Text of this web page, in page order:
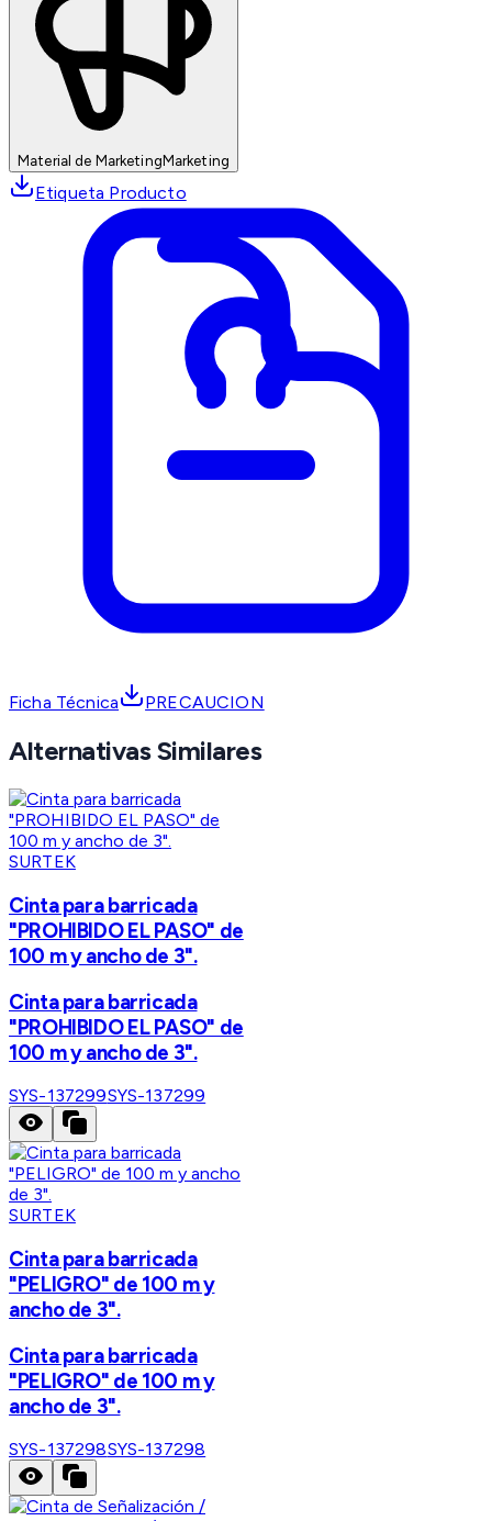
Material de MarketingMarketing
Etiqueta Producto
Ficha Técnica PRECAUCION
Alternativas Similares
SURTEK
Cinta para barricada
"PROHIBIDO EL PASO" de
100 m y ancho de 3".
Cinta para barricada
"PROHIBIDO EL PASO" de
100 m y ancho de 3".
SYS-137299SYS-137299
SURTEK
Cinta para barricada
"PELIGRO" de 100 m y
ancho de 3".
Cinta para barricada
"PELIGRO" de 100 m y
ancho de 3".
SYS-137298SYS-137298